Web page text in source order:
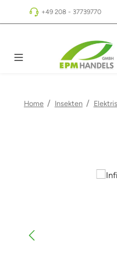
Zum Hauptinhalt springen
+49 208 - 37739770
Home / Insekten /
Bildergalerie